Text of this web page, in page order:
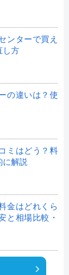
ンターで買え
し方
の違いは？使
ミはどう？料
に解説
金はどれくら
と相場比較・